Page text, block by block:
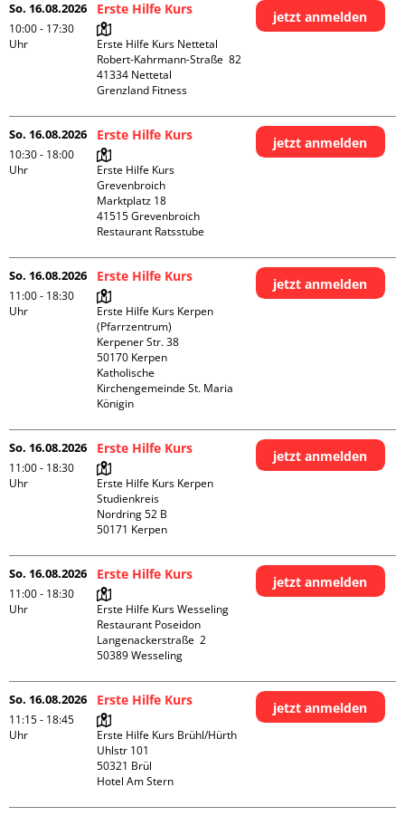
So. 16.08.2026
10:00 - 17:30
Uhr
Erste Hilfe Kurs
Erste Hilfe Kurs Nettetal
Robert-Kahrmann-Straße  82
41334 Nettetal
Grenzland Fitness
jetzt anmelden
So. 16.08.2026
10:30 - 18:00
Uhr
Erste Hilfe Kurs
Erste Hilfe Kurs
Grevenbroich
Marktplatz 18
41515 Grevenbroich
Restaurant Ratsstube
jetzt anmelden
So. 16.08.2026
11:00 - 18:30
Uhr
Erste Hilfe Kurs
Erste Hilfe Kurs Kerpen
(Pfarrzentrum)
Kerpener Str. 38
50170 Kerpen
Katholische
Kirchengemeinde St. Maria
Königin
jetzt anmelden
So. 16.08.2026
11:00 - 18:30
Uhr
Erste Hilfe Kurs
Erste Hilfe Kurs Kerpen
Studienkreis
Nordring 52 B
jetzt anmelden
So. 16.08.2026
11:00 - 18:30
Uhr
Erste Hilfe Kurs
Erste Hilfe Kurs Wesseling
Restaurant Poseidon
Langenackerstraße  2
jetzt anmelden
So. 16.08.2026
11:15 - 18:45
Uhr
Erste Hilfe Kurs
Erste Hilfe Kurs Brühl/Hürth
Uhlstr 101
50321 Brül
Hotel Am Stern
jetzt anmelden